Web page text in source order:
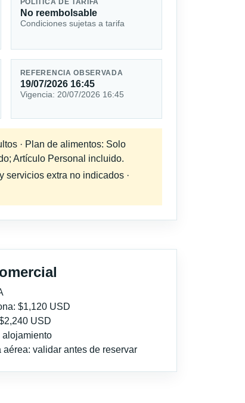
POLÍTICA DE TARIFA
No reembolsable
Condiciones sujetas a tarifa
REFERENCIA OBSERVADA
19/07/2026 16:45
Vigencia: 20/07/2026 16:45
· Plan de alimentos: Solo
Artículo Personal incluido.
servicios extra no indicados ·
$1,120 USD
USD
alojamiento
aérea: validar antes de reservar